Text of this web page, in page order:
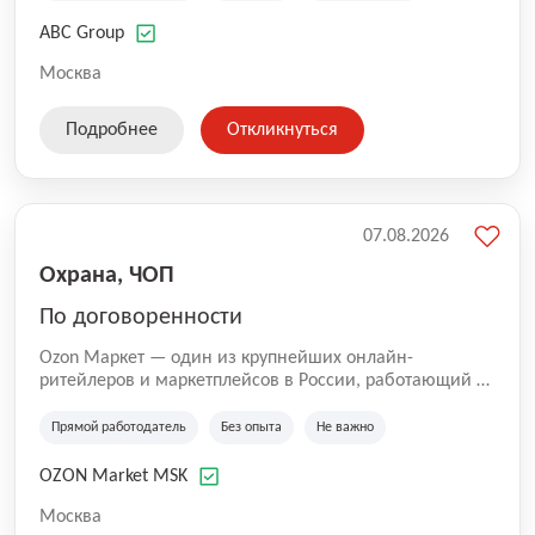
ABC Group
Москва
Подробнее Откликнуться
Охрана, ЧОП
По договоренности
Ozon Маркет — один из крупнейших онлайн-
ритейлеров и маркетплейсов в России, работающий по
покупателей получать нужные товары быстро и
всей стране. Наши курьеры и водители — важная
клиентов вовремя и с улыбкой 😊 Работая у нас, вы
Прямой работодатель Без опыта Не важно
OZON Market MSK
Москва
07.08.2026